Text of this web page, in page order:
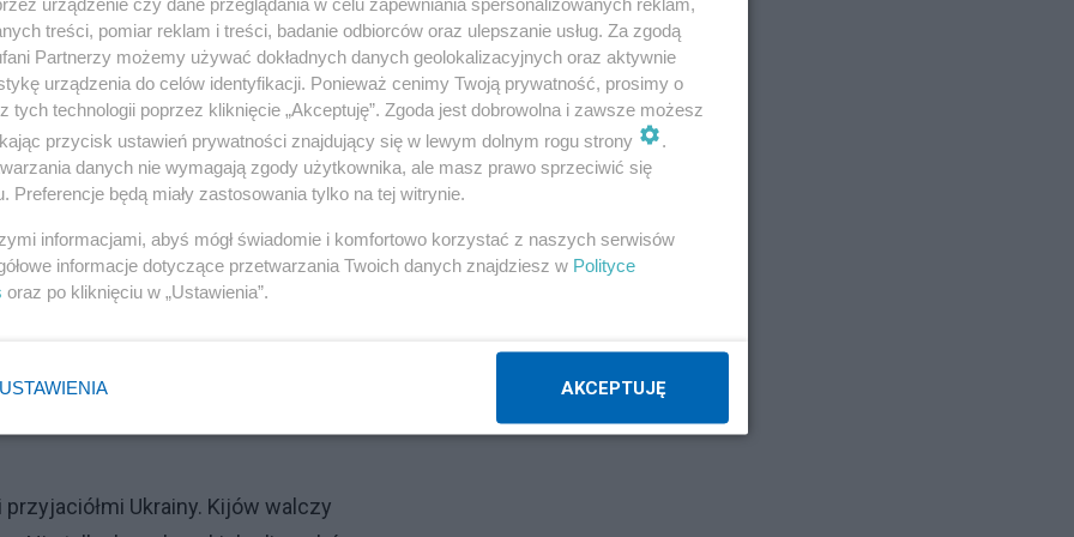
wezwano karetkę, która przetransportowała świeżo
i podobno czują się dobrze.
stało się prawdziwym symbolem. Tysiące osób
życia nad śmiercią.
rakietowym Rosjan. Później władze ukraińskiej
mieszkańców do udania się do najbliższych
metra.
Ukrainy. Kijów walczy
treści, pomiar reklam i treści, badanie odbiorców oraz ulepszanie usług. Za zgodą
Partnerzy możemy używać dokładnych danych geolokalizacyjnych oraz aktywnie
urządzenia do celów identyfikacji. Ponieważ cenimy Twoją prywatność, prosimy o
tych technologii poprzez kliknięcie „Akceptuję”. Zgoda jest dobrowolna i zawsze możesz
przycisk ustawień prywatności znajdujący się w lewym dolnym rogu strony
.
danych nie wymagają zgody użytkownika, ale masz prawo sprzeciwić się
Preferencje będą miały zastosowania tylko na tej witrynie.
informacjami, abyś mógł świadomie i komfortowo korzystać z naszych serwisów
informacje dotyczące przetwarzania Twoich danych znajdziesz w Polityce
oraz po kliknięciu w „Ustawienia”.
USTAWIENIA AKCEPTUJĘ